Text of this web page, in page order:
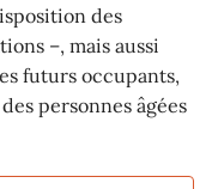
des
–, mais aussi
futurs occupants,
personnes âgées